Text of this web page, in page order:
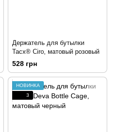
Держатель для бутылки
Tacx® Ciro, матовый розовый
528 грн
НОВИНКА
3